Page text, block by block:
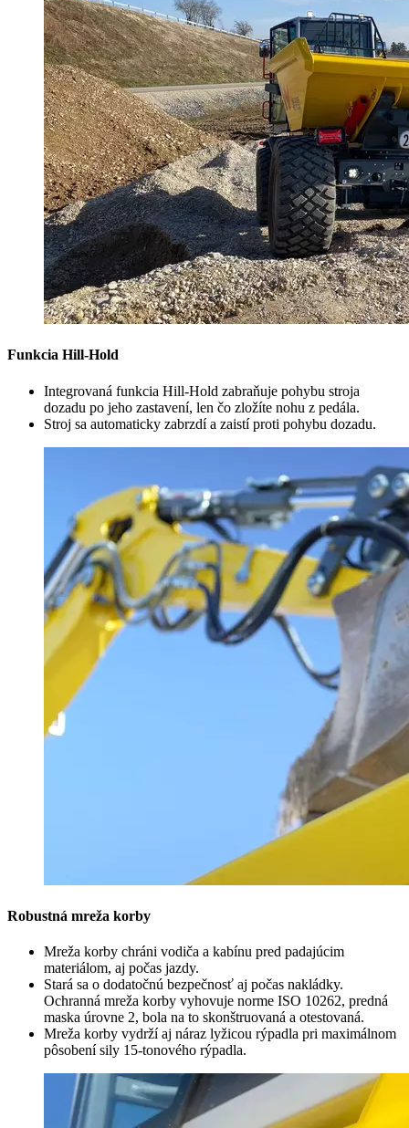
Funkcia Hill-Hold
Integrovaná funkcia Hill-Hold zabraňuje pohybu stroja
dozadu po jeho zastavení, len čo zložíte nohu z pedála.
Stroj sa automaticky zabrzdí a zaistí proti pohybu dozadu.
Robustná mreža korby
Mreža korby chráni vodiča a kabínu pred padajúcim
materiálom, aj počas jazdy.
Stará sa o dodatočnú bezpečnosť aj počas nakládky.
Ochranná mreža korby vyhovuje norme ISO 10262, predná
maska úrovne 2, bola na to skonštruovaná a otestovaná.
Mreža korby vydrží aj náraz lyžicou rýpadla pri maximálnom
pôsobení sily 15-tonového rýpadla.